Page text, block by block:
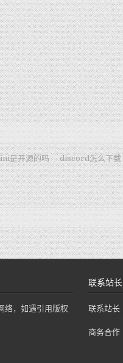
是开源的吗 discord怎么下载
络，如遇引用版权
联系站长
联系站长
商务合作